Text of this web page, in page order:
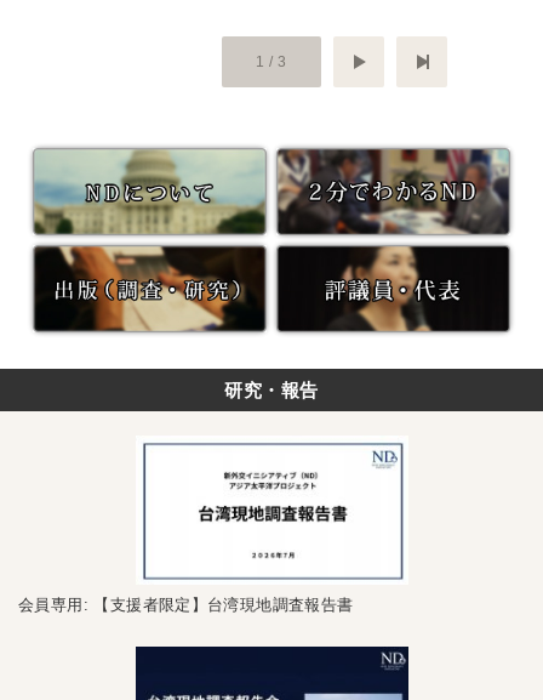
次へ
1 / 3
研究・報告
会員専用: 【支援者限定】台湾現地調査報告書